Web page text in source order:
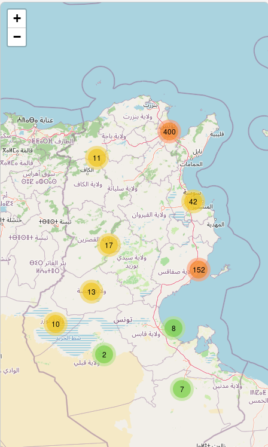
Type:
بنك تونس العربي الدولي
Type:bank
Unnamed
Type: bank
Unnamed
Type:bank
التجاري بنك
Type:bank
Unnamed
bank
2
10
17
13
8
152
11
42
400
7
+
−